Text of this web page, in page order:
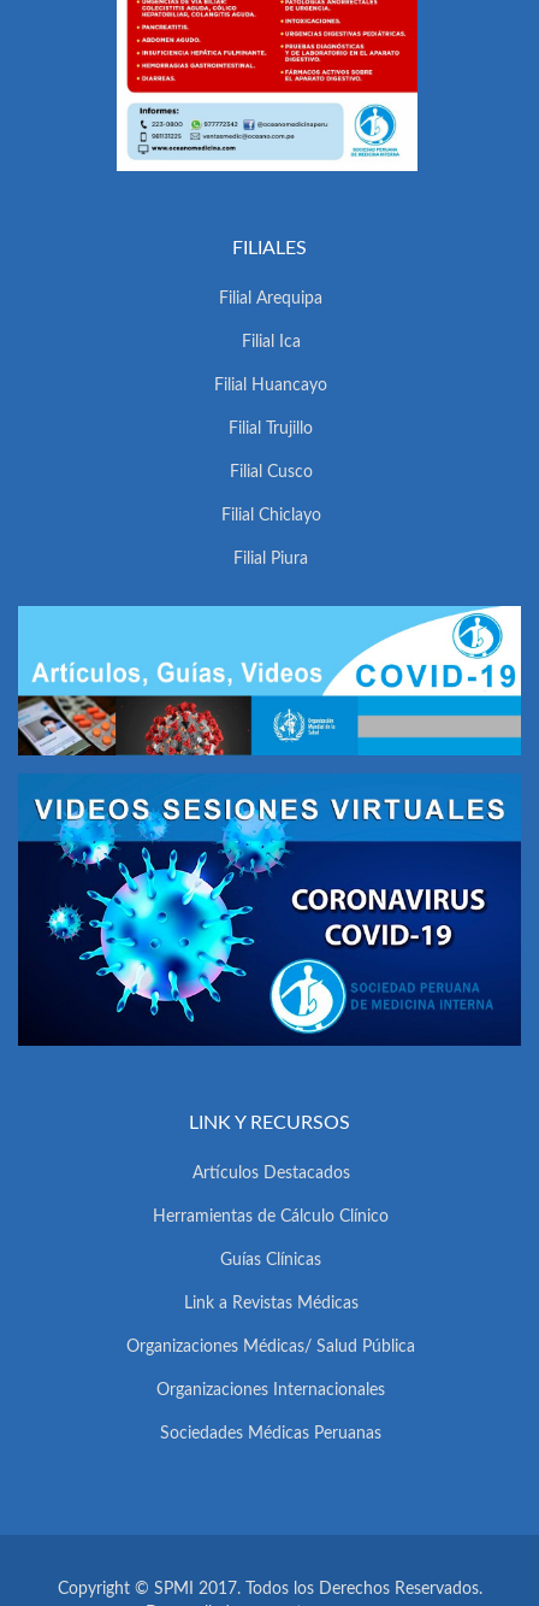
FILIALES
Filial Arequipa
Filial Ica
Filial Huancayo
Filial Trujillo
Filial Cusco
Filial Chiclayo
Filial Piura
LINK Y RECURSOS
Artículos Destacados
Herramientas de Cálculo Clínico
Guías Clínicas
Link a Revistas Médicas
Organizaciones Médicas/ Salud Pública
Organizaciones Internacionales
Sociedades Médicas Peruanas
Copyright © SPMI 2017. Todos los Derechos Reservados.